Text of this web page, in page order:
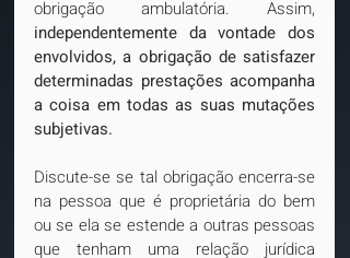
independentemente da vontade dos
envolvidos, a obrigação de satisfazer
determinadas prestações acompanha
a coisa em todas as suas mutações
subjetivas.
Discute-se se tal obrigação encerra-se
na pessoa que é proprietária do bem
ou se ela se estende a outras pessoas
que tenham uma relação jurídica